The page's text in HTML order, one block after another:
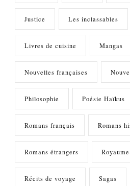
Justice Les inclassables
Livres de cuisine Mangas
Nouvelles françaises
Philosophie Poésie Haïkus
Romans français Romans
Romans étrangers
Récits de voyage Sagas